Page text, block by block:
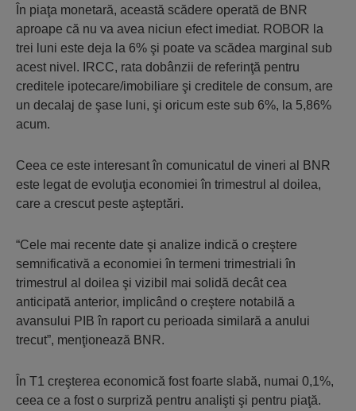
În piaţa monetară, această scădere operată de BNR
aproape că nu va avea niciun efect imediat. ROBOR la
trei luni este deja la 6% şi poate va scădea marginal sub
acest nivel. IRCC, rata dobânzii de referinţă pentru
creditele ipotecare/imobiliare şi creditele de consum, are
un decalaj de şase luni, şi oricum este sub 6%, la 5,86%
acum.
Ceea ce este interesant în comunicatul de vineri al BNR
este legat de evoluţia economiei în trimestrul al doilea,
care a crescut peste aşteptări.
“Cele mai recente date şi analize indică o creştere
semnificativă a economiei în termeni trimestriali în
trimestrul al doilea şi vizibil mai solidă decât cea
anticipată anterior, implicând o creştere notabilă a
avansului PIB în raport cu perioada similară a anului
trecut”, menţionează BNR.
În T1 creşterea economică fost foarte slabă, numai 0,1%,
ceea ce a fost o surpriză pentru analişti şi pentru piaţă.